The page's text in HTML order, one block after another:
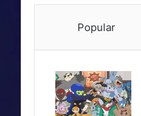
Popular